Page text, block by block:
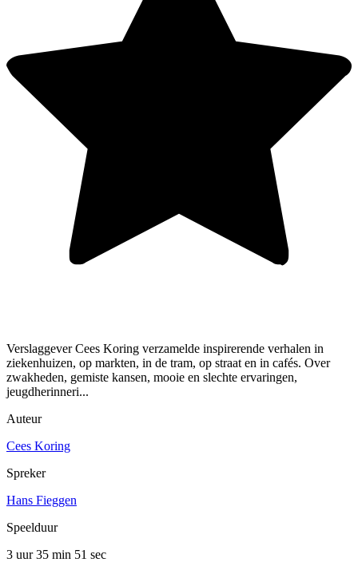
Verslaggever Cees Koring verzamelde inspirerende verhalen in
ziekenhuizen, op markten, in de tram, op straat en in cafés. Over
zwakheden, gemiste kansen, mooie en slechte ervaringen,
jeugdherinneri...
Auteur
Cees Koring
Spreker
Hans Fieggen
Speelduur
3 uur 35 min 51 sec